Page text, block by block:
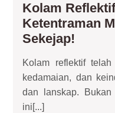
Kolam
Ketentraman
Sekejap!
Kolam reflektif
kedamaian, dan
dan lanskap.
ini[...]